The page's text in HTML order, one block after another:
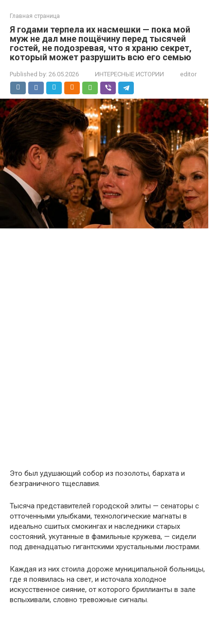
Главная страница
Я годами терпела их насмешки — пока мой
муж не дал мне пощёчину перед тысячей
гостей, не подозревая, что я храню секрет,
который может разрушить всю его семью
Published by: 26.05.2026 ИНТЕРЕСНЫЕ ИСТОРИИ editor
Это был удушающий собор из позолоты, бархата и
безграничного тщеславия.
Тысяча представителей городской элиты — сенаторы с
отточенными улыбками, технологические магнаты в
идеально сшитых смокингах и наследники старых
состояний, укутанные в фамильные кружева, — сидели
под двенадцатью гигантскими хрустальными люстрами.
Каждая из них стоила дороже муниципальной больницы,
где я появилась на свет, и источала холодное
искусственное сияние, от которого бриллианты в зале
вспыхивали, словно тревожные сигналы.